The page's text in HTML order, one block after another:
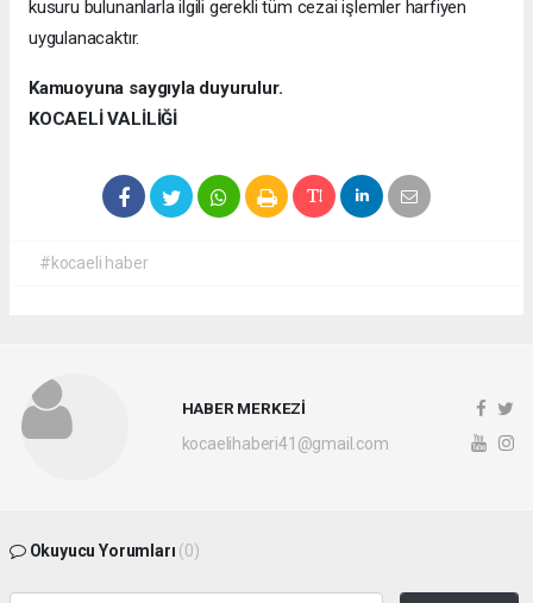
kusuru bulunanlarla ilgili gerekli tüm cezai işlemler harfiyen
uygulanacaktır.
Kamuoyuna saygıyla duyurulur.
KOCAELİ VALİLİĞİ
#kocaeli haber
HABER MERKEZİ
kocaelihaberi41@gmail.com
Okuyucu Yorumları (0)